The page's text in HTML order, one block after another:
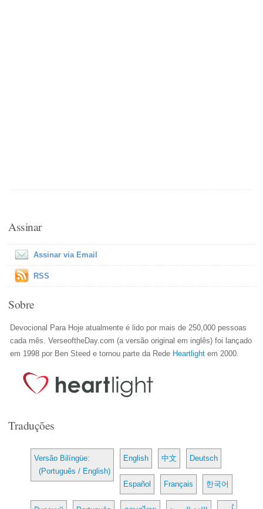
Assinar
Assinar via Email
RSS
Sobre
Devocional Para Hoje atualmente é lido por mais de 250,000 pessoas
cada mês. VerseoftheDay.com (a versão original em inglês) foi lançado
em 1998 por Ben Steed e tornou parte da Rede Heartlight em 2000.
Traduções
Versão Bilíngüe:
(Português / English)
English 中文 Deutsch
Español Français 한국어